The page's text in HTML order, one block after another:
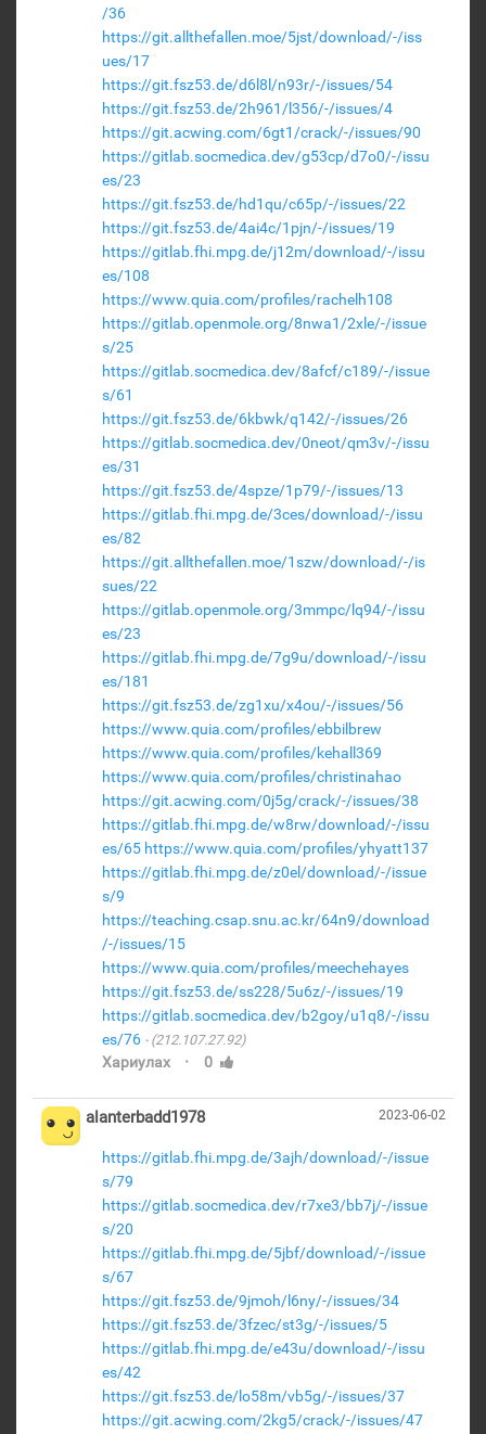
/36
https://git.allthefallen.moe/5jst/download/-/iss
ues/17
https://git.fsz53.de/d6l8l/n93r/-/issues/54
https://git.fsz53.de/2h961/l356/-/issues/4
https://git.acwing.com/6gt1/crack/-/issues/90
https://gitlab.socmedica.dev/g53cp/d7o0/-/issu
es/23
https://git.fsz53.de/hd1qu/c65p/-/issues/22
https://git.fsz53.de/4ai4c/1pjn/-/issues/19
https://gitlab.fhi.mpg.de/j12m/download/-/issu
es/108
https://www.quia.com/profiles/rachelh108
https://gitlab.openmole.org/8nwa1/2xle/-/issue
s/25
https://gitlab.socmedica.dev/8afcf/c189/-/issue
s/61
https://git.fsz53.de/6kbwk/q142/-/issues/26
https://gitlab.socmedica.dev/0neot/qm3v/-/issu
es/31
https://git.fsz53.de/4spze/1p79/-/issues/13
https://gitlab.fhi.mpg.de/3ces/download/-/issu
es/82
https://git.allthefallen.moe/1szw/download/-/is
sues/22
https://gitlab.openmole.org/3mmpc/lq94/-/issu
es/23
https://gitlab.fhi.mpg.de/7g9u/download/-/issu
es/181
https://git.fsz53.de/zg1xu/x4ou/-/issues/56
https://www.quia.com/profiles/ebbilbrew
https://www.quia.com/profiles/kehall369
https://www.quia.com/profiles/christinahao
https://git.acwing.com/0j5g/crack/-/issues/38
https://gitlab.fhi.mpg.de/w8rw/download/-/issu
es/65 https://www.quia.com/profiles/yhyatt137
https://gitlab.fhi.mpg.de/z0el/download/-/issue
s/9
https://teaching.csap.snu.ac.kr/64n9/download
/-/issues/15
https://www.quia.com/profiles/meechehayes
https://git.fsz53.de/ss228/5u6z/-/issues/19
https://gitlab.socmedica.dev/b2goy/u1q8/-/issu
es/76
(212.107.27.92)
Хариулах · 0
2023-06-02
alanterbadd1978
https://gitlab.fhi.mpg.de/3ajh/download/-/issue
s/79
https://gitlab.socmedica.dev/r7xe3/bb7j/-/issue
s/20
https://gitlab.fhi.mpg.de/5jbf/download/-/issue
s/67
https://git.fsz53.de/9jmoh/l6ny/-/issues/34
https://git.fsz53.de/3fzec/st3g/-/issues/5
https://gitlab.fhi.mpg.de/e43u/download/-/issu
es/42
https://git.fsz53.de/lo58m/vb5g/-/issues/37
https://git.acwing.com/2kg5/crack/-/issues/47